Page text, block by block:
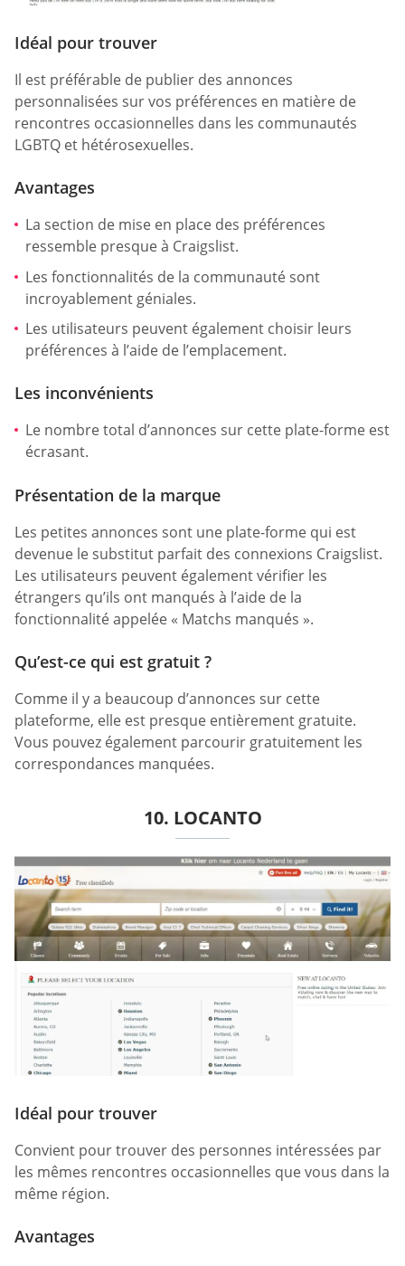
Idéal pour trouver
Il est préférable de publier des annonces
personnalisées sur vos préférences en matière de
rencontres occasionnelles dans les communautés
LGBTQ et hétérosexuelles.
Avantages
La section de mise en place des préférences
ressemble presque à Craigslist.
Les fonctionnalités de la communauté sont
incroyablement géniales.
Les utilisateurs peuvent également choisir leurs
préférences à l’aide de l’emplacement.
Les inconvénients
Le nombre total d’annonces sur cette plate-forme est
écrasant.
Présentation de la marque
Les petites annonces sont une plate-forme qui est
devenue le substitut parfait des connexions Craigslist.
Les utilisateurs peuvent également vérifier les
étrangers qu’ils ont manqués à l’aide de la
fonctionnalité appelée « Matchs manqués ».
Qu’est-ce qui est gratuit ?
Comme il y a beaucoup d’annonces sur cette
plateforme, elle est presque entièrement gratuite.
Vous pouvez également parcourir gratuitement les
correspondances manquées.
10. LOCANTO
Idéal pour trouver
Convient pour trouver des personnes intéressées par
les mêmes rencontres occasionnelles que vous dans la
même région.
Avantages